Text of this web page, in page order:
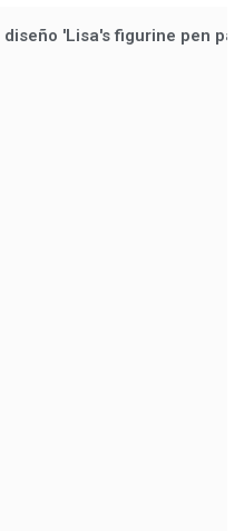
'Lisa's figurine pen pal'